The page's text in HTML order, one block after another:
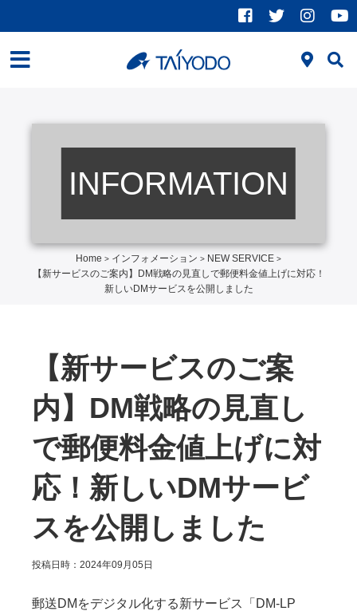
INFORMATION
Home > インフォメーション > NEW SERVICE >
【新サービスのご案内】DM戦略の見直しで郵便料金値上げに対応！
新しいDMサービスを公開しました
【新サービスのご案
内】DM戦略の見直し
で郵便料金値上げに対
応！新しいDMサービ
スを公開しました
投稿日時：2024年09月05日
郵送DMをデジタル化する新サービス「DM-LP